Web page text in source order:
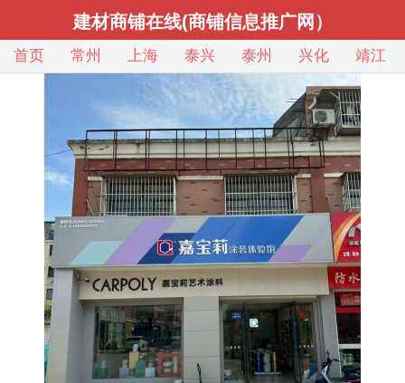
建材商铺在线(商铺信息推广网）
首页 常州 上海 泰兴 泰州 兴化 靖江